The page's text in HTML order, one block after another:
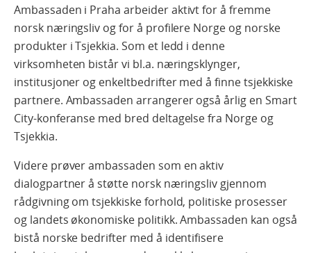
Ambassaden i Praha arbeider aktivt for å fremme
norsk næringsliv og for å profilere Norge og norske
produkter i Tsjekkia. Som et ledd i denne
virksomheten bistår vi bl.a. næringsklynger,
institusjoner og enkeltbedrifter med å finne tsjekkiske
partnere. Ambassaden arrangerer også årlig en Smart
City-konferanse med bred deltagelse fra Norge og
Tsjekkia.
Videre prøver ambassaden som en aktiv
dialogpartner å støtte norsk næringsliv gjennom
rådgivning om tsjekkiske forhold, politiske prosesser
og landets økonomiske politikk. Ambassaden kan også
bistå norske bedrifter med å identifisere